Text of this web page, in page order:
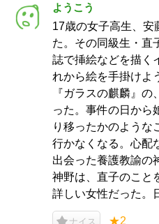
ようこう
17歳の女子高生、安
た。その同級生・直
誌で挿絵などを描く
れから絵を手掛けよ
『ガラスの麒麟』
った。事件の日から
り移ったかのような
行かなくなる。心配
出会った養護教諭の
神野は、直子のこと
詳しい女性だった。
ナイス ★2